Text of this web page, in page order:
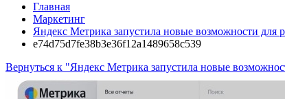
Главная
Маркетинг
Яндекс Метрика запустила новые возможности для
e74d75d7fe38b3e36f12a1489658c539
Вернуться к "Яндекс Метрика запустила новые